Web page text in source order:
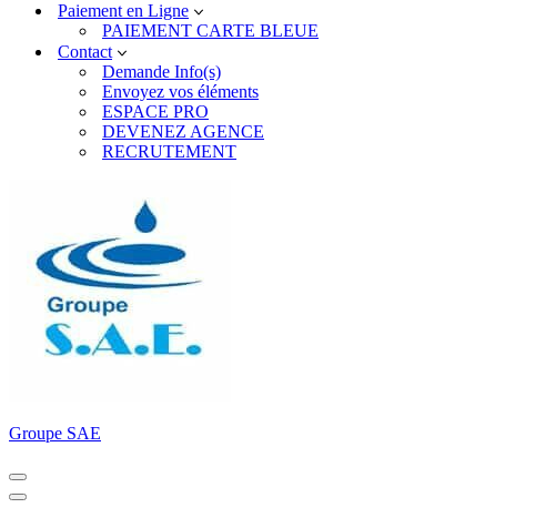
Paiement en Ligne
PAIEMENT CARTE BLEUE
Contact
Demande Info(s)
Envoyez vos éléments
ESPACE PRO
DEVENEZ AGENCE
RECRUTEMENT
Groupe SAE
Menu
de
Menu